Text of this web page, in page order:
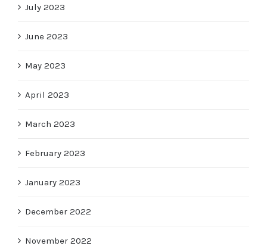
July 2023
June 2023
May 2023
April 2023
March 2023
February 2023
January 2023
December 2022
November 2022